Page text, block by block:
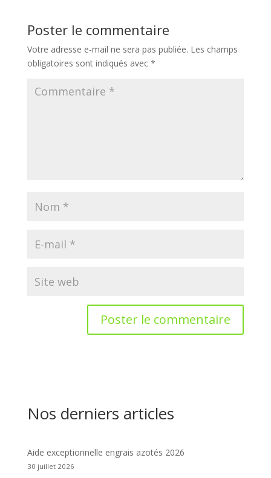
Poster le commentaire
Votre adresse e-mail ne sera pas publiée. Les champs
obligatoires sont indiqués avec *
Nos derniers articles
Aide exceptionnelle engrais azotés 2026
30 juillet 2026